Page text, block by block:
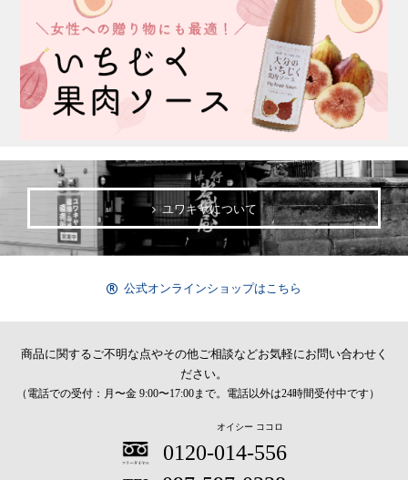
ユワキヤについて
公式オンラインショップはこちら
商品に関するご不明な点やその他ご相談などお気軽にお問い合わせく
ださい。
（電話での受付：月〜金 9:00〜17:00まで。電話以外は24時間受付中です）
オイシー ココロ
0120-014-556